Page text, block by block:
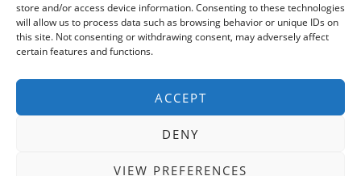
store and/or access device information. Consenting to these technologies
will allow us to process data such as browsing behavior or unique IDs on
this site. Not consenting or withdrawing consent, may adversely affect
certain features and functions.
ACCEPT
DENY
VIEW PREFERENCES